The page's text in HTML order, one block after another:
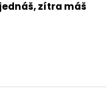
zítra máš